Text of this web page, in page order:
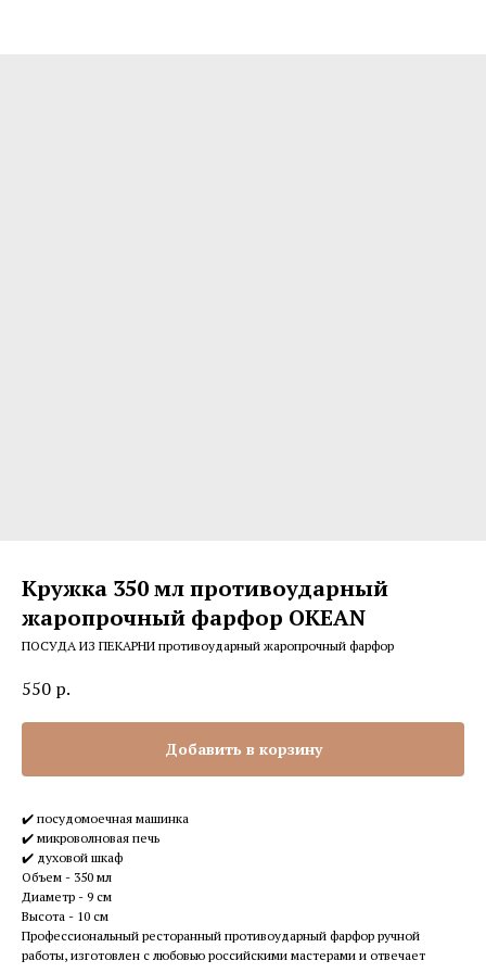
Кружка 350 мл противоударный
жаропрочный фарфор OKEAN
ПОСУДА ИЗ ПЕКАРНИ противоударный жаропрочный фарфор
550 р.
Добавить в корзину
✔️ посудомоечная машинка
✔️ микроволновая печь
✔️ духовой шкаф
Объем - 350 мл
Диаметр - 9 см
Высота - 10 см
Профессиональный ресторанный противоударный фарфор ручной
работы, изготовлен с любовью российскими мастерами и отвечает